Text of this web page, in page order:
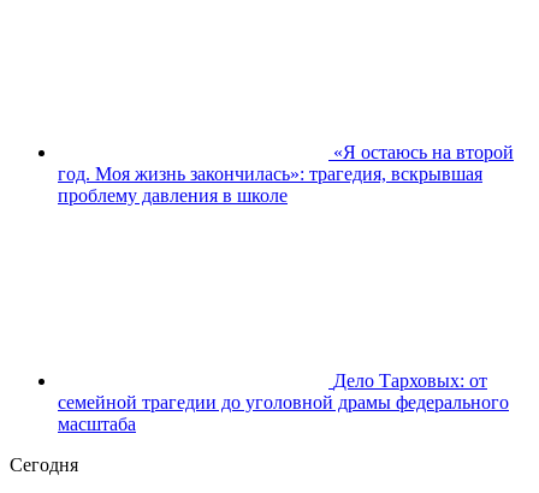
«Я остаюсь на второй
год. Моя жизнь закончилась»: трагедия, вскрывшая
проблему давления в школе
Дело Тарховых: от
семейной трагедии до уголовной драмы федерального
масштаба
Сегодня